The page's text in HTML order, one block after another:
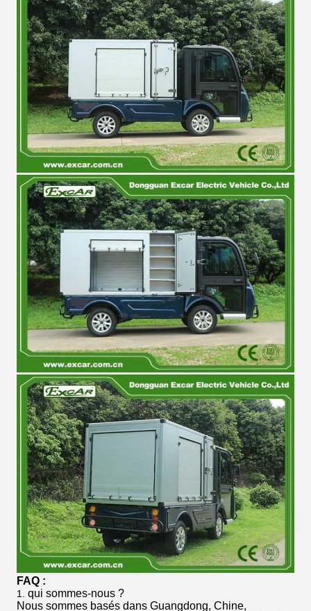
FAQ :
1. qui sommes-nous ?
Nous sommes basés dans Guangdong, Chine,